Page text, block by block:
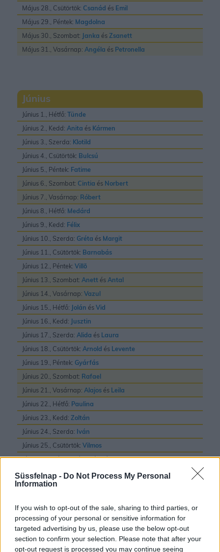
Süssfelnap - Do Not Process My Personal
Information
If you wish to opt-out of the sale, sharing to third parties, or
processing of your personal or sensitive information for
targeted advertising by us, please use the below opt-out
section to confirm your selection. Please note that after your
opt-out request is processed you may continue seeing
Május 28., Csütörtök: Csanád és Emil
Május 29., Péntek: Magdolna
Május 30., Szombat: Janka ésZsanett
Május 31., Vasárnap: Angéla és Petronella
Június
Június 1., Hétfő: Tünde
Június 2., Kedd: Anita és Kármen
Június 3., Szerda: Klotild
Június 4., Csütörtök: Bulcsú
Június 5., Péntek: Fatime
Június 6., Szombat: Cintia és Norbert
Június 7., Vasárnap: Róbert
Június 8., Hétfő: Medárd
Június 9., Kedd: Félix
Június 10., Szerda: Gréta és Margit
Június 11., Csütörtök: Barnabás
Június 12., Péntek: Villõ
Június 13., Szombat: Anett ésAntal
Június 14., Vasárnap: Vazul
Június 15., Hétfő: Jolán ésVid
Június 16., Kedd: Jusztin
Június 17., Szerda: Alida és Laura
Június 18., Csütörtök: Arnold és Levente
Június 19., Péntek: Gyárfás
Június 20., Szombat: Rafael
Június 21., Vasárnap: Alajos és Leila
Június 22., Hétfő: Paulina
Június 23., Kedd: Zoltán
Június 24., Szerda: Iván
Június 25., Csütörtök: Vilmos
Június 26., Péntek:JánosésPál
Június 27., Szombat:László
Június 28., Vasárnap:
Június 30., Kedd: